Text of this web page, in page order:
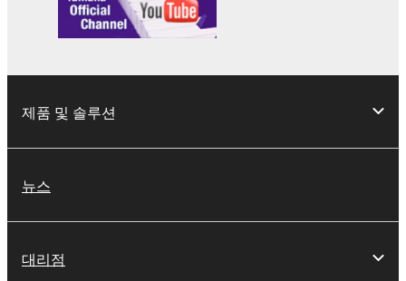
제품 및 솔루션
뉴스
대리점